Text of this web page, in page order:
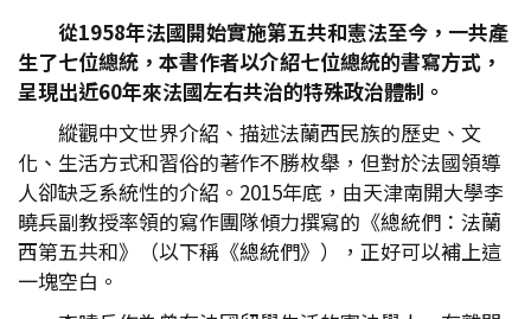
從1958年法國開始實施第五共和憲法至今，一共產
生了七位總統，本書作者以介紹七位總統的書寫方式，
呈現出近60年來法國左右共治的特殊政治體制。
縱觀中文世界介紹、描述法蘭西民族的歷史、文
化、生活方式和習俗的著作不勝枚舉，但對於法國領導
人卻缺乏系統性的介紹。2015年底，由天津南開大學李
曉兵副教授率領的寫作團隊傾力撰寫的《總統們：法蘭
西第五共和》（以下稱《總統們》），正好可以補上這
一塊空白。